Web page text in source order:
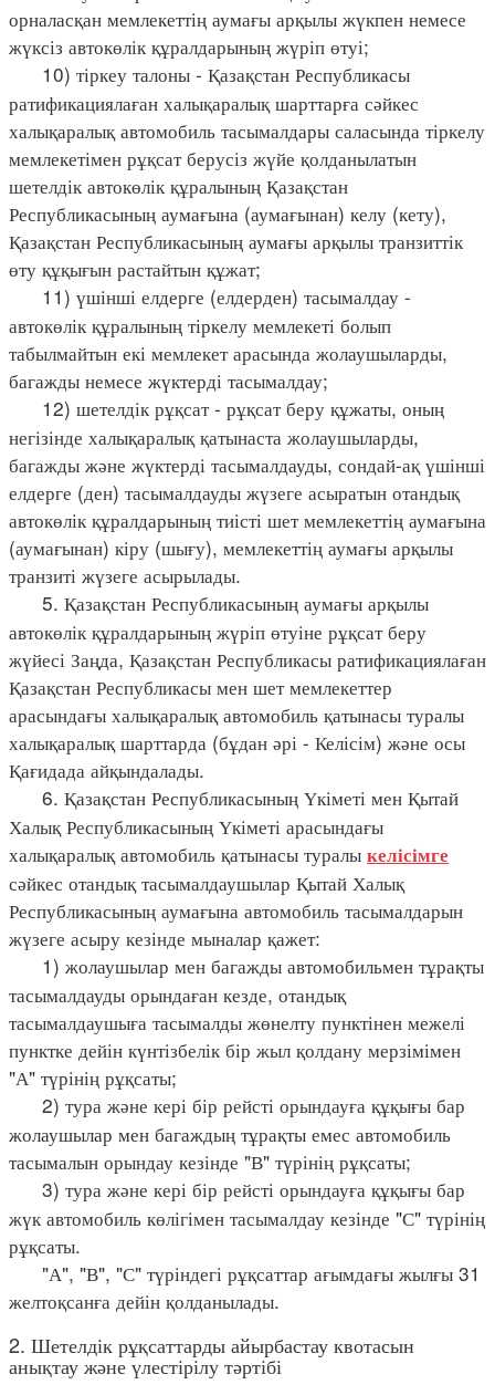
орналасқан мемлекеттің аумағы арқылы жүкпен немесе
жүксіз автокөлік құралдарының жүріп өтуі;
10) тіркеу талоны - Қазақстан Республикасы
ратификациялаған халықаралық шарттарға сәйкес
халықаралық автомобиль тасымалдары саласында тіркелу
мемлекетімен рұқсат берусіз жүйе қолданылатын
шетелдік автокөлік құралының Қазақстан
Республикасының аумағына (аумағынан) келу (кету),
Қазақстан Республикасының аумағы арқылы транзиттік
өту құқығын растайтын құжат;
11) үшінші елдерге (елдерден) тасымалдау -
автокөлік құралының тіркелу мемлекеті болып
табылмайтын екі мемлекет арасында жолаушыларды,
багажды немесе жүктерді тасымалдау;
12) шетелдік рұқсат - рұқсат беру құжаты, оның
негізінде халықаралық қатынаста жолаушыларды,
багажды және жүктерді тасымалдауды, сондай-ақ үшінші
елдерге (ден) тасымалдауды жүзеге асыратын отандық
автокөлік құралдарының тиісті шет мемлекеттің аумағына
(аумағынан) кіру (шығу), мемлекеттің аумағы арқылы
транзиті жүзеге асырылады.
5. Қазақстан Республикасының аумағы арқылы
автокөлік құралдарының жүріп өтуіне рұқсат беру
жүйесі Заңда, Қазақстан Республикасы ратификациялаған
Қазақстан Республикасы мен шет мемлекеттер
арасындағы халықаралық автомобиль қатынасы туралы
халықаралық шарттарда (бұдан әрі - Келісім) және осы
Қағидада айқындалады.
6. Қазақстан Республикасының Үкіметі мен Қытай
Халық Республикасының Үкіметі арасындағы
халықаралық автомобиль қатынасы туралы келісімге
сәйкес отандық тасымалдаушылар Қытай Халық
Республикасының аумағына автомобиль тасымалдарын
жүзеге асыру кезінде мыналар қажет:
1) жолаушылар мен багажды автомобильмен тұрақты
тасымалдауды орындаған кезде, отандық
тасымалдаушыға тасымалды жөнелту пунктінен межелі
пунктке дейін күнтізбелік бір жыл қолдану мерзімімен
"А" түрінің рұқсаты;
2) тура және кері бір рейсті орындауға құқығы бар
жолаушылар мен багаждың тұрақты емес автомобиль
тасымалын орындау кезінде "В" түрінің рұқсаты;
3) тура және кері бір рейсті орындауға құқығы бар
жүк автомобиль көлігімен тасымалдау кезінде "С" түрінің
рұқсаты.
"А", "В", "С" түріндегі рұқсаттар ағымдағы жылғы 31
желтоқсанға дейін қолданылады.
2. Шетелдік рұқсаттарды айырбастау квотасын
анықтау және үлестірілу тәртібі